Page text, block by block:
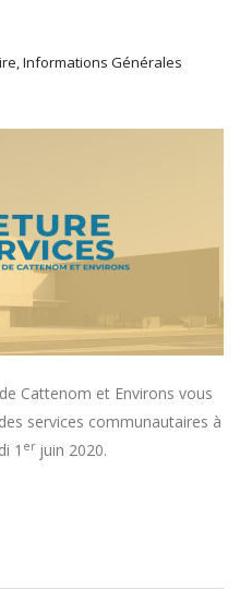
Informations Générales
Cattenom et Environs vous
services communautaires à
1 erjuin 2020.